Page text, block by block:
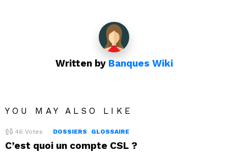
Written by Banques Wiki
YOU MAY ALSO LIKE
46 Votes DOSSIERS GLOSSAIRE
C’est quoi un compte CSL ?